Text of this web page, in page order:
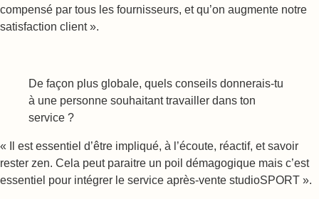
compensé par tous les fournisseurs, et qu’on augmente notre
satisfaction client ».
De façon plus globale, quels conseils donnerais-tu
à une personne souhaitant travailler dans ton
service ?
« Il est essentiel d’être impliqué, à l’écoute, réactif, et savoir
rester zen. Cela peut paraitre un poil démagogique mais c’est
essentiel pour intégrer le service après-vente studioSPORT ».